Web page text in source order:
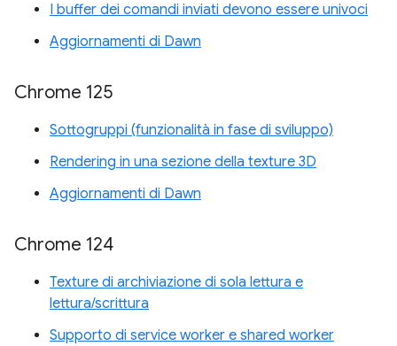
I buffer dei comandi inviati devono essere univoci
Aggiornamenti di Dawn
Chrome 125
Sottogruppi (funzionalità in fase di sviluppo)
Rendering in una sezione della texture 3D
Aggiornamenti di Dawn
Chrome 124
Texture di archiviazione di sola lettura e
lettura/scrittura
Supporto di service worker e shared worker